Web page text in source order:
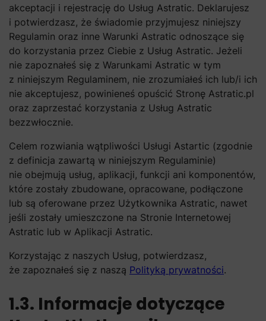
akceptacji i rejestrację do Usług Astratic. Deklarujesz
i potwierdzasz, że świadomie przyjmujesz niniejszy
Regulamin oraz inne Warunki Astratic odnoszące się
do korzystania przez Ciebie z Usług Astratic. Jeżeli
nie zapoznałeś się z Warunkami Astratic w tym
z niniejszym Regulaminem, nie zrozumiałeś ich lub/i ich
nie akceptujesz, powinieneś opuścić Stronę Astratic.pl
oraz zaprzestać korzystania z Usług Astratic
bezzwłocznie.
Celem rozwiania wątpliwości Usługi Astartic (zgodnie
z definicja zawartą w niniejszym Regulaminie)
nie obejmują usług, aplikacji, funkcji ani komponentów,
które zostały zbudowane, opracowane, podłączone
lub są oferowane przez Użytkownika Astratic, nawet
jeśli zostały umieszczone na Stronie Internetowej
Astratic lub w Aplikacji Astratic.
Korzystając z naszych Usług, potwierdzasz,
że zapoznałeś się z naszą Polityką prywatności.
1.3. Informacje dotyczące